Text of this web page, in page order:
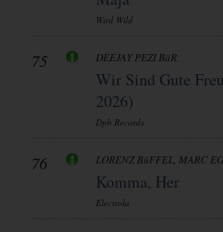
Wird Wild
75 DEEJAY PEZI BäR
Wir Sind Gute
2026)
Dpb Records
76 LORENZ BüFFEL, MARC
Komma, Her
Electrola